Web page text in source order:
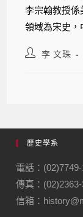
李宗翰教授係
領域為宋史，
李 文珠
歷史學系
電話：
傳真：
信箱：